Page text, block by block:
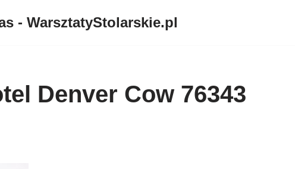
- WarsztatyStolarskie.pl
Denver Cow 76343